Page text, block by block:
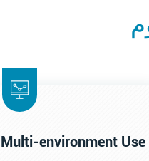
Multi-environment Use